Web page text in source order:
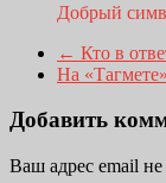
Добрый
← Кто в
На
Добавить
Ваш адрес email не